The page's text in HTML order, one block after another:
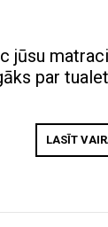
jūsu
par
LASĪT